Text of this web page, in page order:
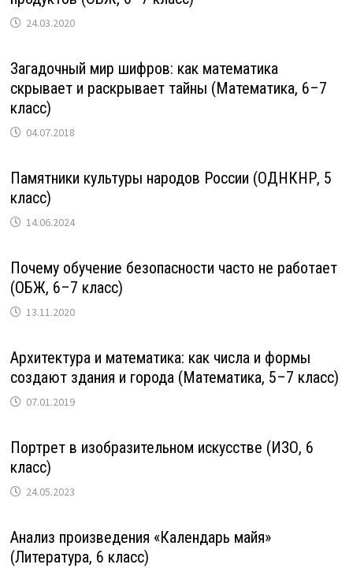
24.03.2020
Загадочный мир шифров: как математика
скрывает и раскрывает тайны (Математика, 6–7
класс)
04.07.2018
Памятники культуры народов России (ОДНКНР, 5
класс)
14.06.2024
Почему обучение безопасности часто не работает
(ОБЖ, 6–7 класс)
13.11.2020
Архитектура и математика: как числа и формы
создают здания и города (Математика, 5–7 класс)
07.01.2019
Портрет в изобразительном искусстве (ИЗО, 6
класс)
24.05.2023
Анализ произведения «Календарь майя»
(Литература, 6 класс)